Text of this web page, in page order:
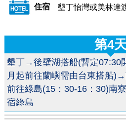
住宿 墾丁怡灣或美林達
第4天
墾丁→後壁湖搭船(暫定07:30
月起前往蘭嶼需由台東搭船
前往綠島(15：30-16：30)南
宿綠島